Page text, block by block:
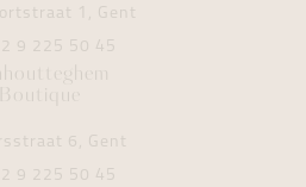
1, Gent
9 225 50 45
Boutique
6, Gent
9 225 50 45